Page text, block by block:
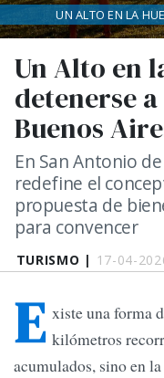
TURISMO | 17-04-
Un Alto en
detenerse
Buenos
En San Antonio
redefine el
propuesta de
para convencer
UN ALTO EN LA
E xiste una forma
kilómetros
acumulados, sino en